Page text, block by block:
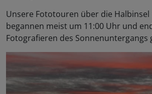
Unsere Fototouren über die
begannen meist um 11:00 Uhr und
Fotografieren des Sonnenuntergangs